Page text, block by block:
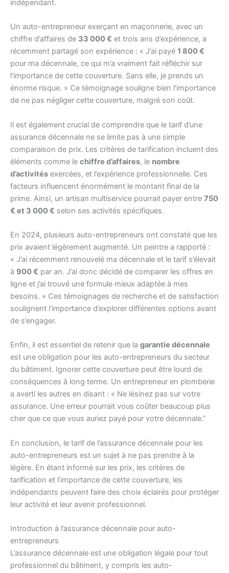
indépendant.
Un auto-entrepreneur exerçant en maçonnerie, avec un
chiffre d’affaires de 33 000 € et trois ans d’expérience, a
récemment partagé son expérience : « J’ai payé 1 800 €
pour ma décennale, ce qui m’a vraiment fait réfléchir sur
l’importance de cette couverture. Sans elle, je prends un
énorme risque. » Ce témoignage souligne bien l’importance
de ne pas négliger cette couverture, malgré son coût.
Il est également crucial de comprendre que le tarif d’une
assurance décennale ne se limite pas à une simple
comparaison de prix. Les critères de tarification incluent des
éléments comme le chiffre d’affaires, le nombre
d’activités exercées, et l’expérience professionnelle. Ces
facteurs influencent énormément le montant final de la
prime. Ainsi, un artisan multiservice pourrait payer entre 750
€ et 3 000 € selon ses activités spécifiques.
En 2024, plusieurs auto-entrepreneurs ont constaté que les
prix avaient légèrement augmenté. Un peintre a rapporté :
« J’ai récemment renouvelé ma décennale et le tarif s’élevait
à 900 € par an. J’ai donc décidé de comparer les offres en
ligne et j’ai trouvé une formule mieux adaptée à mes
besoins. » Ces témoignages de recherche et de satisfaction
soulignent l’importance d’explorer différentes options avant
de s’engager.
Enfin, il est essentiel de retenir que la garantie décennale
est une obligation pour les auto-entrepreneurs du secteur
du bâtiment. Ignorer cette couverture peut être lourd de
conséquences à long terme. Un entrepreneur en plomberie
a averti les autres en disant : « Ne lésinez pas sur votre
assurance. Une erreur pourrait vous coûter beaucoup plus
cher que ce que vous auriez payé pour votre décennale.”
En conclusion, le tarif de l’assurance décennale pour les
auto-entrepreneurs est un sujet à ne pas prendre à la
légère. En étant informé sur les prix, les critères de
tarification et l’importance de cette couverture, les
indépendants peuvent faire des choix éclairés pour protéger
leur activité et leur avenir professionnel.
Introduction à l’assurance décennale pour auto-
entrepreneurs
L’assurance décennale est une obligation légale pour tout
professionnel du bâtiment, y compris les auto-